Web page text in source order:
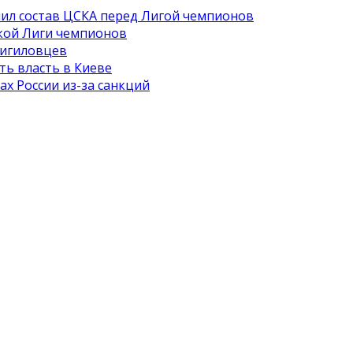
состав ЦСКА перед Лигой чемпионов
Лиги чемпионов
власть в Киеве
России из-за санкций